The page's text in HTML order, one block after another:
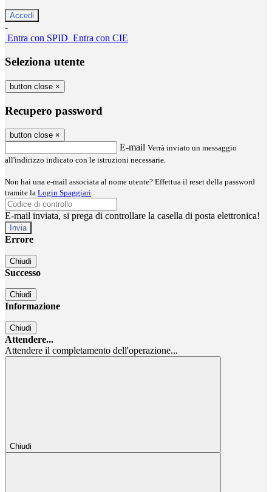
-
Entra con SPID Entra con CIE
Seleziona utente
button close ×
Recupero password
button close ×
E-mail Verrà inviato un messaggio
all'indirizzo indicato con le istruzioni necessarie.
Non hai una e-mail associata al nome utente? Effettua il reset della password
tramite la Login Spaggiari
E-mail inviata, si prega di controllare la casella di posta elettronica!
Errore
Chiudi
Successo
Chiudi
Informazione
Chiudi
Attendere...
Attendere il completamento dell'operazione...
Chiudi